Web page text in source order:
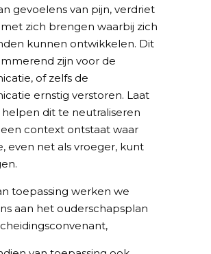
gevoelens van pijn, verdriet
zich brengen waarbij zich
kunnen ontwikkelen. Dit
zijn voor de
of zelfs de
ernstig verstoren. Laat
helpen dit te neutraliseren
context ontstaat waar
even net als vroeger, kunt
toepassing werken we
aan het ouderschapsplan